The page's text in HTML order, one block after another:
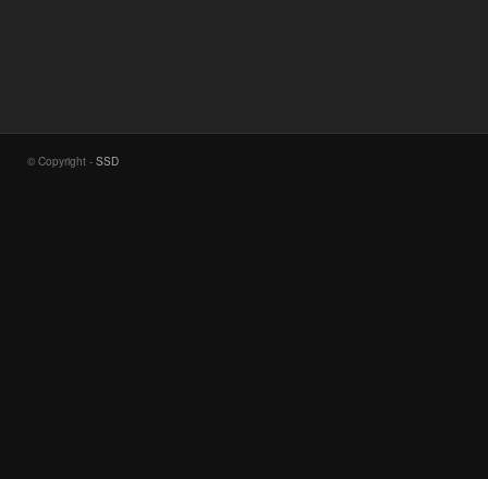
© Copyright - SSD